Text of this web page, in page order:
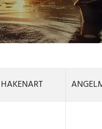
HAKENART